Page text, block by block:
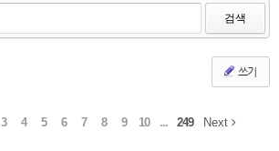
검색
쓰기
3 4 5 6 7 8 9 10 ... 249 Next